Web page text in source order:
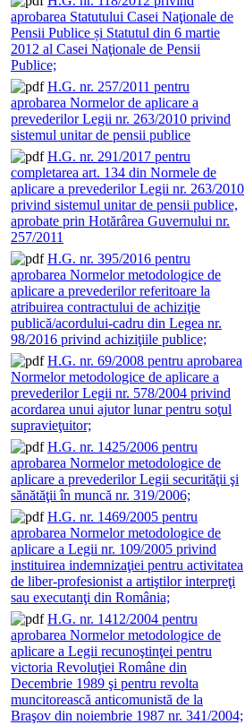
aprobarea Statutului Casei Naţionale de
Pensii Publice și Statutul din 6 martie
2012 al Casei Naţionale de Pensii
Publice;
H.G. nr. 257/2011 pentru
aprobarea Normelor de aplicare a
prevederilor Legii nr. 263/2010 privind
sistemul unitar de pensii publice
H.G. nr. 291/2017 pentru
completarea art. 134 din Normele de
aplicare a prevederilor Legii nr. 263/2010
privind sistemul unitar de pensii publice,
aprobate prin Hotărârea Guvernului nr.
257/2011
H.G. nr. 395/2016 pentru
aprobarea Normelor metodologice de
aplicare a prevederilor referitoare la
atribuirea contractului de achiziţie
publică/acordului-cadru din Legea nr.
98/2016 privind achiziţiile publice;
H.G. nr. 69/2008 pentru aprobarea
Normelor metodologice de aplicare a
prevederilor Legii nr. 578/2004 privind
acordarea unui ajutor lunar pentru soţul
supravieţuitor;
H.G. nr. 1425/2006 pentru
aprobarea Normelor metodologice de
aplicare a prevederilor Legii securităţii şi
sănătăţii în muncă nr. 319/2006;
H.G. nr. 1469/2005 pentru
aprobarea Normelor metodologice de
aplicare a Legii nr. 109/2005 privind
instituirea indemnizaţiei pentru activitatea
de liber-profesionist a artiştilor interpreţi
sau executanţi din România;
H.G. nr. 1412/2004 pentru
aprobarea Normelor metodologice de
aplicare a Legii recunoştinţei pentru
victoria Revoluţiei Române din
Decembrie 1989 şi pentru revolta
muncitorească anticomunistă de la
Braşov din noiembrie 1987 nr. 341/2004;